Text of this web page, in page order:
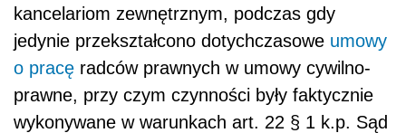
kancelariom zewnętrznym, podczas gdy
jedynie przekształcono dotychczasowe umowy
o pracę radców prawnych w umowy cywilno-
prawne, przy czym czynności były faktycznie
wykonywane w warunkach art. 22 § 1 k.p. Sąd